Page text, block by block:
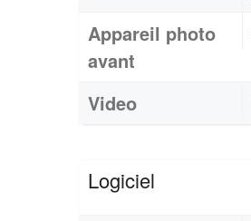
Appareil photo
avant
Video
Logiciel